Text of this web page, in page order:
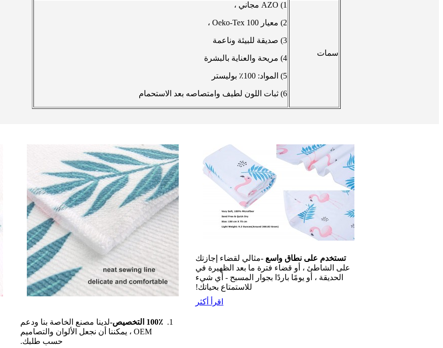
سمات
1) AZO مجاني ،
2) معيار Oeko-Tex 100 ،
3) صديقة للبيئة وناعمة
4) مريحة والعناية بالبشرة
5) المواد: 100٪ بوليستر
6) ثبات اللون لطيف وامتصاصه بعد الاستحمام
100٪ التخصيص-
لدينا مصنع الخاصة بنا ودعم
OEM ، يمكننا أن نجعل الألوان والتصاميم
حسب طلبك.
تستخدم على نطاق واسع -مثالي لقضاء إجازتك
على الشاطئ ، أو قضاء فترة ما بعد الظهيرة في
الحديقة ، أو يومًا باردًا بجوار المسبح - أي شيء
للاستمتاع بحياتك!
اقرأ أكثر